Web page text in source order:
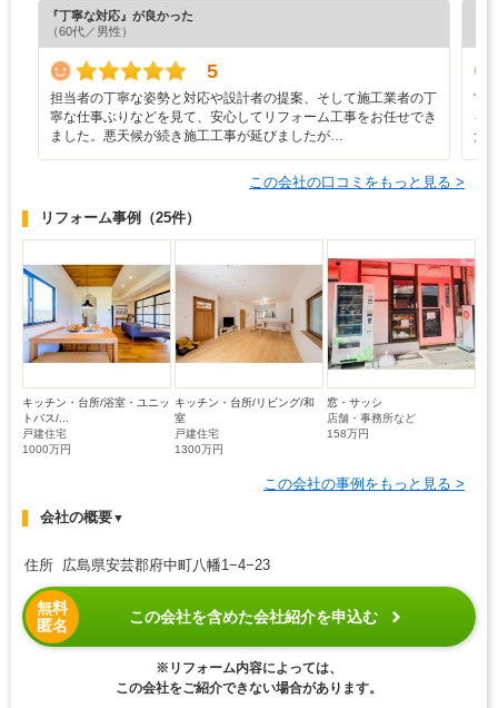
『丁寧な対応』が良かった
（60代／男性）
5
担当者の丁寧な姿勢と対応や設計者の提案、そして施工業者の丁
寧な仕事ぶりなどを見て、安心してリフォーム工事をお任せでき
ました。悪天候が続き施工工事が延びましたが…
営
を
だ
この会社の口コミをもっと見る >
リフォーム事例 （25件）
キッチン・台所/浴室・ユニッ
トバス/...
戸建住宅
1000万円
キッチン・台所/リビング/和
室
戸建住宅
1300万円
窓・サッシ
店舗・事務所など
158万円
この会社の事例をもっと見る >
会社の概要▼
住所 広島県安芸郡府中町八幡1−4−23
無料
匿名
この会社を含めた会社紹介を申込む
※リフォーム内容によっては、
この会社をご紹介できない場合があります。